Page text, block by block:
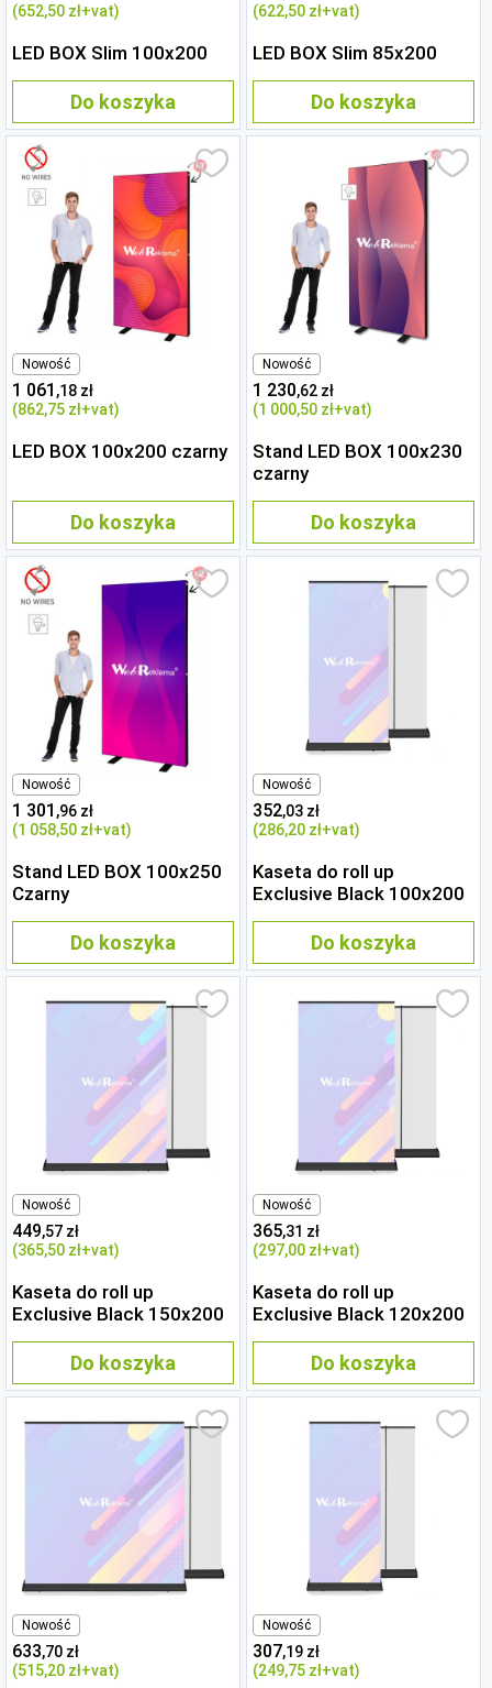
(652,50 zł+vat)
LED BOX Slim 100x200
Do koszyka
(622,50 zł+vat)
LED BOX Slim 85x200
Do koszyka
Nowość
1 061 ,18 zł
(862,75 zł+vat)
LED BOX 100x200 czarny
Do koszyka
Nowość
1 230,62 zł
(1 000,50 zł+vat)
Stand LED BOX 100x230
czarny
Do koszyka
Nowość
1 301 ,96 zł
(1 058,50 zł+vat)
Stand LED BOX 100x250
Czarny
Do koszyka
Nowość
352,03 zł
(286,20 zł+vat)
Kaseta do roll up
Exclusive Black 100x200
Do koszyka
Nowość
449,57 zł
(365,50 zł+vat)
Kaseta do roll up
Exclusive Black 150x200
Do koszyka
Nowość
365,31 zł
(297,00 zł+vat)
Kaseta do roll up
Exclusive Black 120x200
Do koszyka
Nowość
633,70 zł
(515,20 zł+vat)
Nowość
307,19 zł
(249,75 zł+vat)